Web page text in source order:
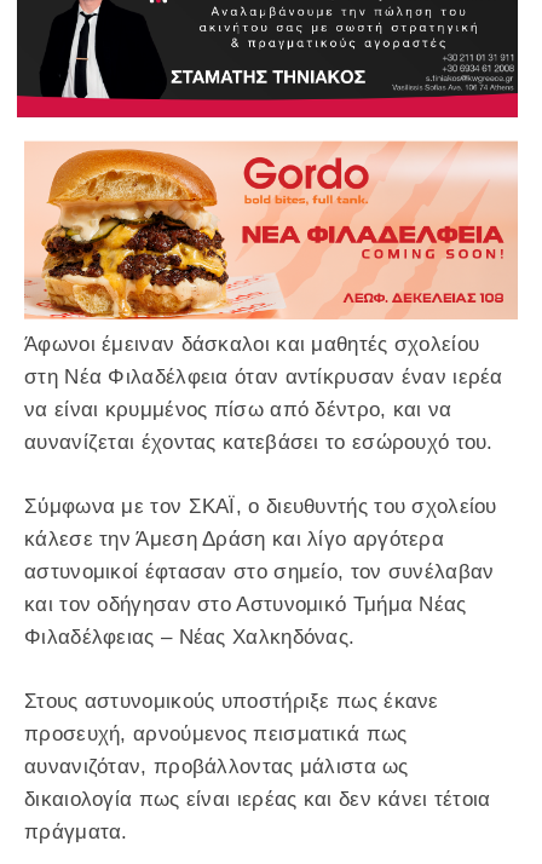
Άφωνοι έμειναν δάσκαλοι και μαθητές σχολείου
στη Νέα Φιλαδέλφεια όταν αντίκρυσαν έναν ιερέα
να είναι κρυμμένος πίσω από δέντρο, και να
αυνανίζεται έχοντας κατεβάσει το εσώρουχό του.
Σύμφωνα με τον ΣΚΑΪ, ο διευθυντής του σχολείου
κάλεσε την Άμεση Δράση και λίγο αργότερα
αστυνομικοί έφτασαν στο σημείο, τον συνέλαβαν
και τον οδήγησαν στο Αστυνομικό Τμήμα Νέας
Φιλαδέλφειας – Νέας Χαλκηδόνας.
Στους αστυνομικούς υποστήριξε πως έκανε
προσευχή, αρνούμενος πεισματικά πως
αυνανιζόταν, προβάλλοντας μάλιστα ως
δικαιολογία πως είναι ιερέας και δεν κάνει τέτοια
πράγματα.